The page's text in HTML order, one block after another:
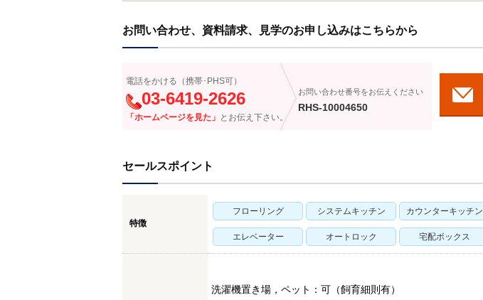
お問い合わせ、資料請求、見学のお申し込みはこちらから
電話をかける（携帯･PHS可）
03-6419-2626
「ホームページを見た」 とお伝え下さい。
お問い合わせ番号をお伝えください
RHS-10004650
セールスポイント
特徴
フローリング システムキッチン カウンターキッチン
エレベーター オートロック 宅配ボックス
洗濯機置き場，ペット：可（飼育細則有）